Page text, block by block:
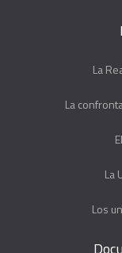
La
La
La
Los